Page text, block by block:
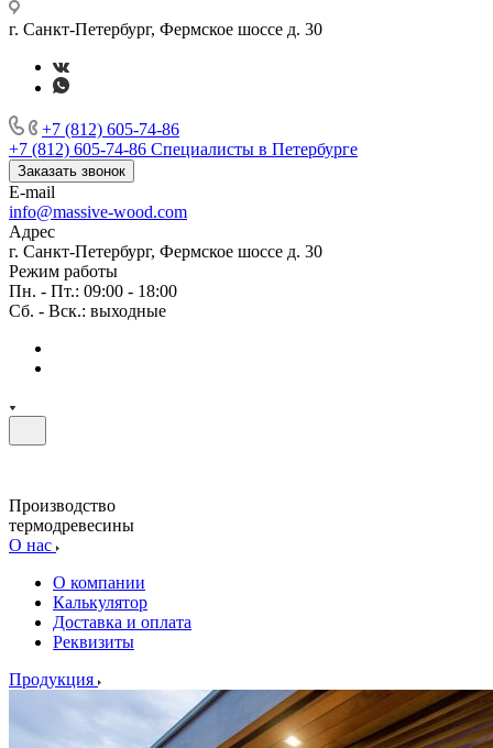
г. Санкт-Петербург, Фермское шоссе д. 30
+7 (812) 605-74-86
+7 (812) 605-74-86 Специалисты в Петербурге
Заказать звонок
E-mail
info@massive-wood.com
Адрес
г. Санкт-Петербург, Фермское шоссе д. 30
Режим работы
Пн. - Пт.: 09:00 - 18:00
Сб. - Вск.: выходные
Производство
термодревесины
О нас
О компании
Калькулятор
Доставка и оплата
Реквизиты
Продукция